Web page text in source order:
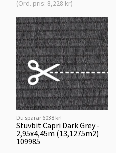
(Ord. pris: 8,228 kr)
Du sparar 6038 kr!
Stuvbit Capri Dark Grey -
2,95x4,45m (13,1275m2)
109985